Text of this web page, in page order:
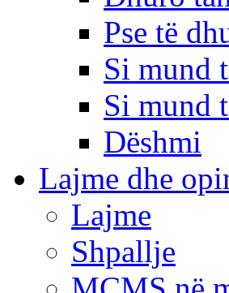
Pse të
Si mund
Si mund
Dëshmi
Lajme dhe
Lajme
Shpallje